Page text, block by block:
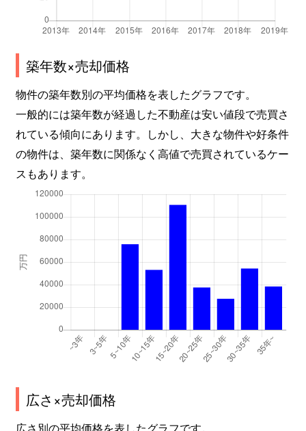
築年数×売却価格
物件の築年数別の平均価格を表したグラフです。
一般的には築年数が経過した不動産は安い値段で売買さ
れている傾向にあります。しかし、大きな物件や好条件
の物件は、築年数に関係なく高値で売買されているケー
スもあります。
広さ×売却価格